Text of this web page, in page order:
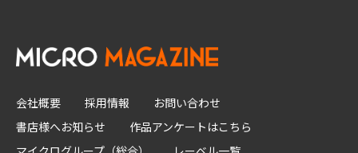
会社概要 採用情報
お問い合わせ
書店様へお知らせ
作品アンケートはこちら